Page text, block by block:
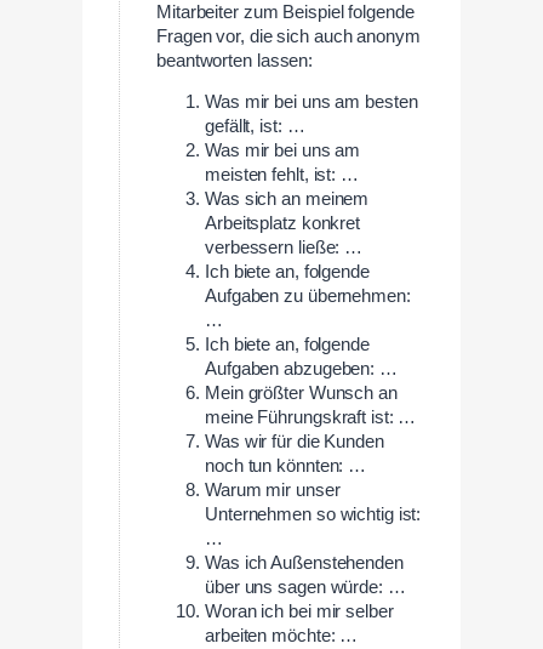
Mitarbeiter zum Beispiel folgende
Fragen vor, die sich auch anonym
beantworten lassen:
Was mir bei uns am besten
gefällt, ist: …
Was mir bei uns am
meisten fehlt, ist: …
Was sich an meinem
Arbeitsplatz konkret
verbessern ließe: …
Ich biete an, folgende
Aufgaben zu übernehmen:
…
Ich biete an, folgende
Aufgaben abzugeben: …
Mein größter Wunsch an
meine Führungskraft ist: …
Was wir für die Kunden
noch tun könnten: …
Warum mir unser
Unternehmen so wichtig ist:
…
Was ich Außenstehenden
über uns sagen würde: …
Woran ich bei mir selber
arbeiten möchte: …